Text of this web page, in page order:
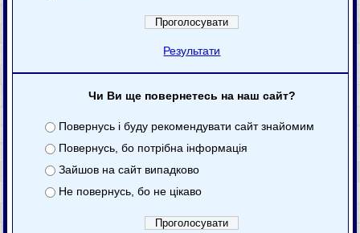
Результати
Чи Ви ще повернетесь на наш сайт?
Повернусь і буду рекомендувати сайт знайомим
Повернусь, бо потрібна інформація
Зайшов на сайт випадково
Не повернусь, бо не цікаво